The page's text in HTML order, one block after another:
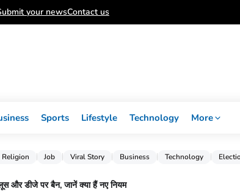
your newsContact us
Sports Lifestyle Technology More
Religion Job Viral Story Business Technology
और डीजे पर बैन, जानें क्या हैं नए नियम